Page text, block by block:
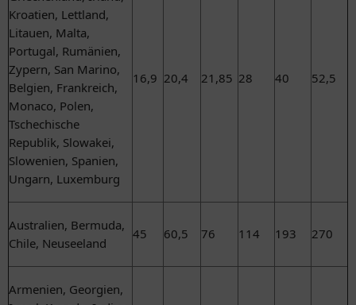
Kroatien, Lettland,
Litauen, Malta,
Portugal, Rumänien,
Zypern, San Marino,
Belgien, Frankreich,
Monaco, Polen,
Tschechische
Republik, Slowakei,
Slowenien, Spanien,
Ungarn, Luxemburg
16,9 20,4 21,85 28 40 52,5
Australien, Bermuda,
Chile, Neuseeland
45 60,5 76 114 193 270
Armenien, Georgien,